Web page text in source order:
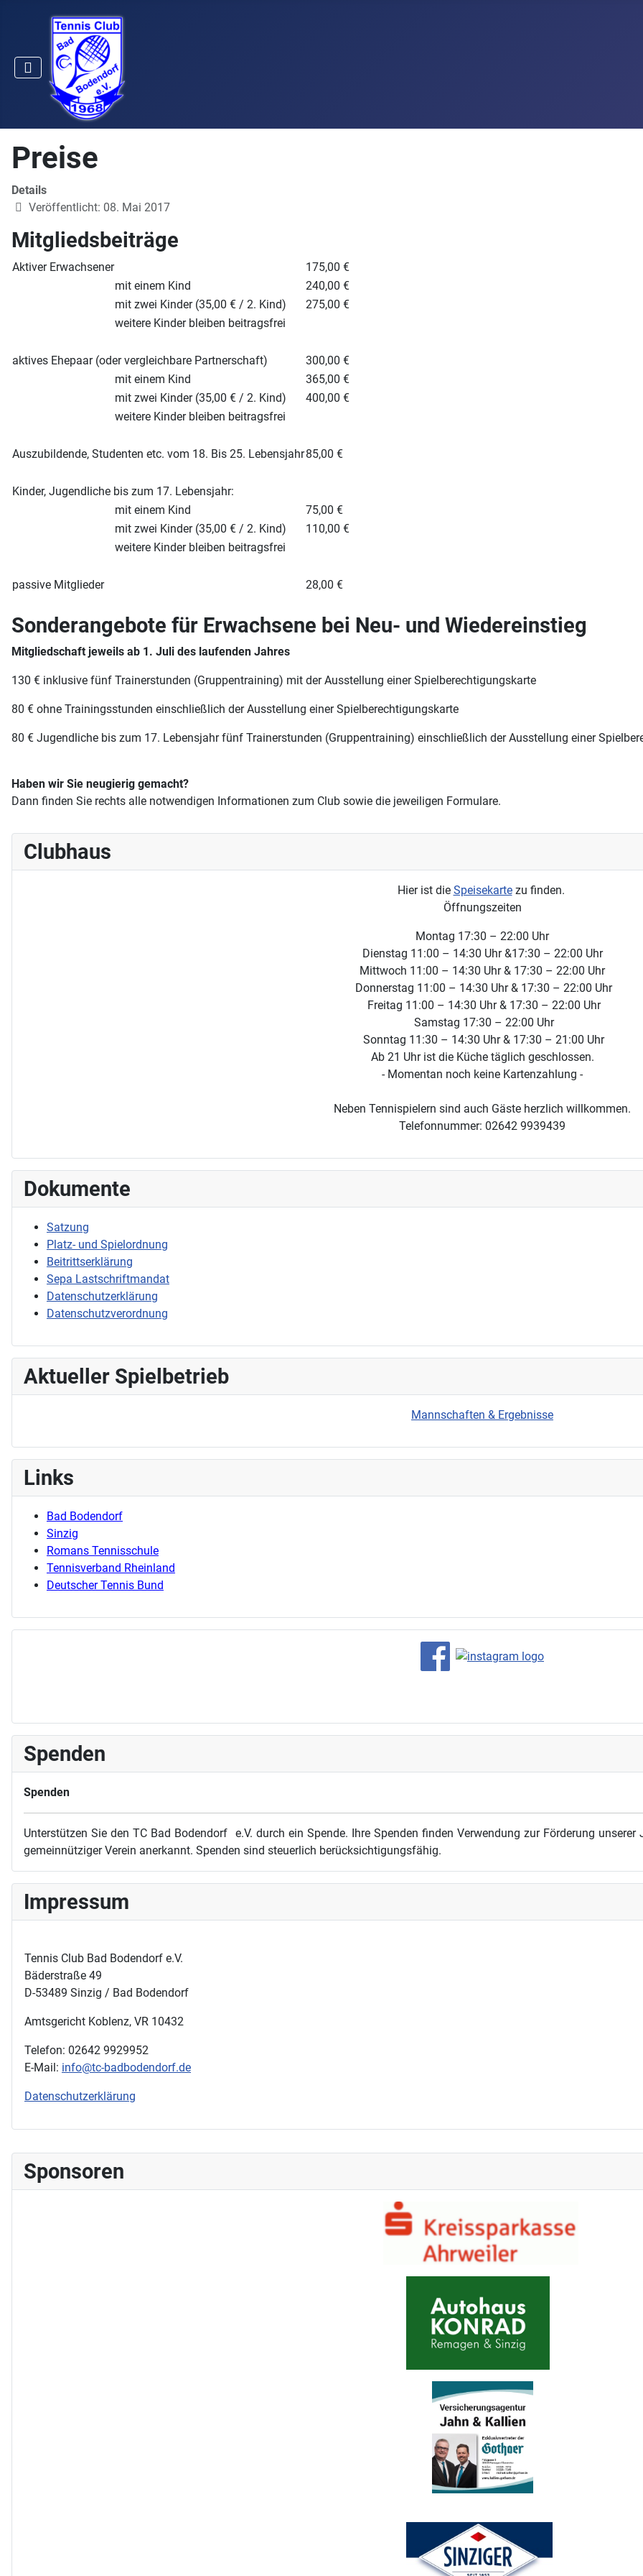
Sponsoren
Preise
Details
Veröffentlicht: 08. Mai 2017
Mitgliedsbeiträge
Aktiver Erwachsener
175,00 €
mit einem Kind
240,00 €
mit zwei Kinder (35,00 € / 2. Kind)
275,00 €
weitere Kinder bleiben beitragsfrei
aktives Ehepaar (oder vergleichbare Partnerschaft)
300,00 €
mit einem Kind
365,00 €
mit zwei Kinder (35,00 € / 2. Kind)
400,00 €
weitere Kinder bleiben beitragsfrei
Auszubildende, Studenten etc. vom 18. Bis 25. Lebensjahr85,00 €
Kinder, Jugendliche bis zum 17. Lebensjahr:
mit einem Kind
75,00 €
mit zwei Kinder (35,00 € / 2. Kind)
110,00 €
weitere Kinder bleiben beitragsfrei
passive Mitglieder 28,00 €
Sonderangebote für Erwachsene bei Neu- und Wiedereinstieg
Mitgliedschaft jeweils ab 1. Juli des laufenden Jahres
130 € inklusive fünf Trainerstunden (Gruppentraining) mit der Ausstellung einer Spielberechtigungskarte
80 € ohne Trainingsstunden einschließlich der Ausstellung einer Spielberechtigungskarte
80 € Jugendliche bis zum 17. Lebensjahr fünf Trainerstunden (Gruppentraining) einschließlich der Ausstellung einer
Haben wir Sie neugierig gemacht?
Dann finden Sie rechts alle notwendigen Informationen zum Club sowie die jeweiligen Formulare.
Clubhaus
Hier ist die Speisekartezu finden.
Öffnungszeiten
Montag 17:30 – 22:00 Uhr
Dienstag 11:00 – 14:30 Uhr &17:30 – 22:00 Uhr
Mittwoch 11:00 – 14:30 Uhr & 17:30 – 22:00 Uhr
Donnerstag 11:00 – 14:30 Uhr & 17:30 – 22:00 Uhr
Freitag 11:00 – 14:30 Uhr & 17:30 – 22:00 Uhr
Samstag 17:30 – 22:00 Uhr
Sonntag 11:30 – 14:30 Uhr & 17:30 – 21:00 Uhr
Ab 21 Uhr ist die Küche täglich geschlossen.
- Momentan noch keine Kartenzahlung -
Neben Tennispielern sind auch Gäste herzlich willkommen.
Telefonnummer: 02642 9939439
Dokumente
Satzung
Platz- und Spielordnung
Beitrittserklärung
Sepa Lastschriftmandat
Datenschutzerklärung
Datenschutzverordnung
Aktueller Spielbetrieb
Mannschaften & Ergebnisse
Links
Bad Bodendorf
Sinzig
Romans Tennisschule
Tennisverband Rheinland
Deutscher Tennis Bund
Spenden
Spenden
Unterstützen Sie den TC Bad Bodendorf e.V. durch ein Spende. Ihre Spenden finden Verwendung zur Förderung
gemeinnütziger Verein anerkannt. Spenden sind steuerlich berücksichtigungsfähig.
Impressum
Tennis Club Bad Bodendorf e.V.
Bäderstraße 49
D-53489 Sinzig / Bad Bodendorf
Amtsgericht Koblenz, VR 10432
Telefon: 02642 9929952
E-Mail: info@tc-badbodendorf.de
Datenschutzerklärung